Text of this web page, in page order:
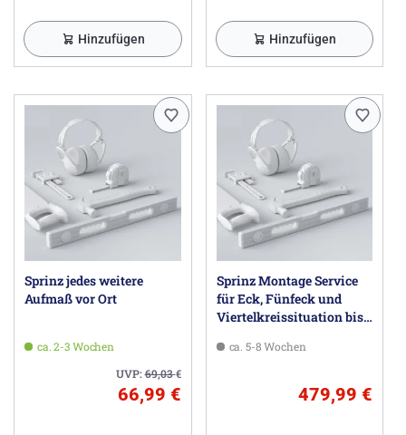
Hinzufügen Hinzufügen
Sprinz jedes weitere
Aufmaß vor Ort
ca. 2-3 Wochen
UVP:69,03€
66,99 €
Sprinz Montage Service
für Eck, Fünfeck und
Viertelkreissituation bis
ca. 5-8 Wochen
479,99 €